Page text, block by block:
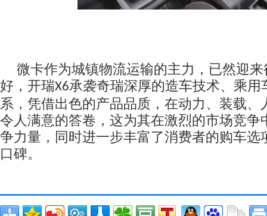
微卡作为城镇物流运输的主力 ，已然迎
好，开瑞X6承袭奇瑞深厚的造车技术、乘用
系，凭借出色的产品品质，在动力、装载、
令人满意的答卷，这为其在激烈的市场竞争
争力量，同时进一步丰富了消费者的购车选
口碑。